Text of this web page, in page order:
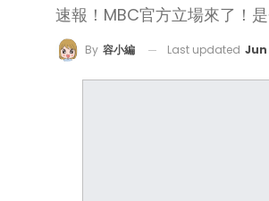
速報！MBC官方立場來了！
By 容小編 Last updated Jun